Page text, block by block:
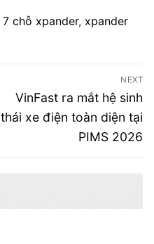
7 chỗ xpander, xpander
NEXT
Next
post:
VinFast ra mắt hệ sinh
thái xe điện toàn diện tại
PIMS 2026